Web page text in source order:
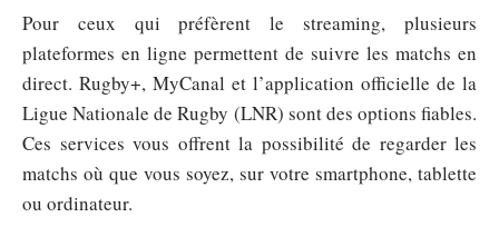
Pour ceux qui préfèrent le streaming, plusieurs
plateformes en ligne permettent de suivre les matchs en
direct. Rugby+, MyCanal et l’application officielle de la
Ligue Nationale de Rugby (LNR) sont des options fiables.
Ces services vous offrent la possibilité de regarder les
matchs où que vous soyez, sur votre smartphone, tablette
ou ordinateur.